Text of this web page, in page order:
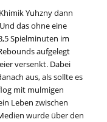
Yuhzny dann
das ohne eine
Spielminuten im
aufgelegt
versenkt. Dabei
aus, als sollte es
mit mulmigen
Leben zwischen
wurde über den